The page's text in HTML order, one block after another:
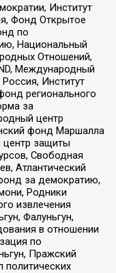
Институт
Фонд Открытое
по
Национальный
Отношений,
Международный
Институт
регионального
за
центр
фонд Маршалла
центр защиты
Свободная
Атлантический
за демократию,
Родники
извлечения
Фалуньгун,
в отношении
по
Пражский
политических